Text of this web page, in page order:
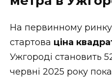
На первинному
стартова ціна
Ужгороді становить
червні 2025 року